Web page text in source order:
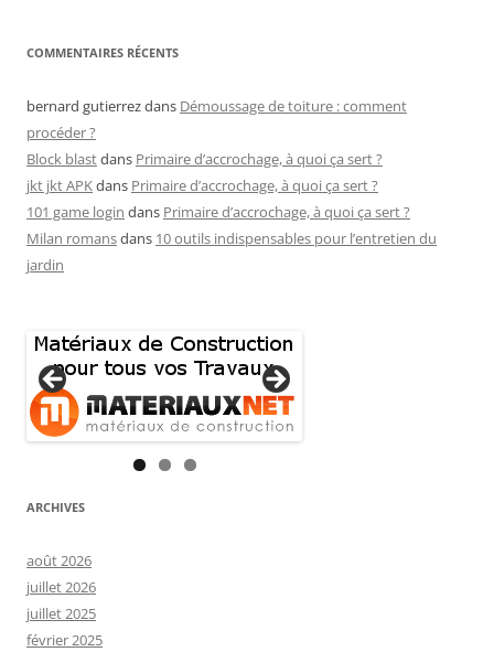
COMMENTAIRES RÉCENTS
bernard gutierrezdans Démoussage de toiture : comment
procéder ?
Block blastdans Primaire d’accrochage, à quoi ça sert ?
jkt jkt APKdans Primaire d’accrochage, à quoi ça sert ?
101 game login dans Primaire d’accrochage, à quoi ça sert ?
Milan romansdans 10 outils indispensables pour l’entretien du
jardin
ARCHIVES
août 2026
juillet 2026
juillet 2025
février 2025